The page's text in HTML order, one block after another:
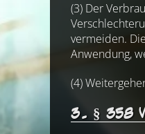
(3) Der
vermeiden.
Anwendung,
(4)
3. § 358